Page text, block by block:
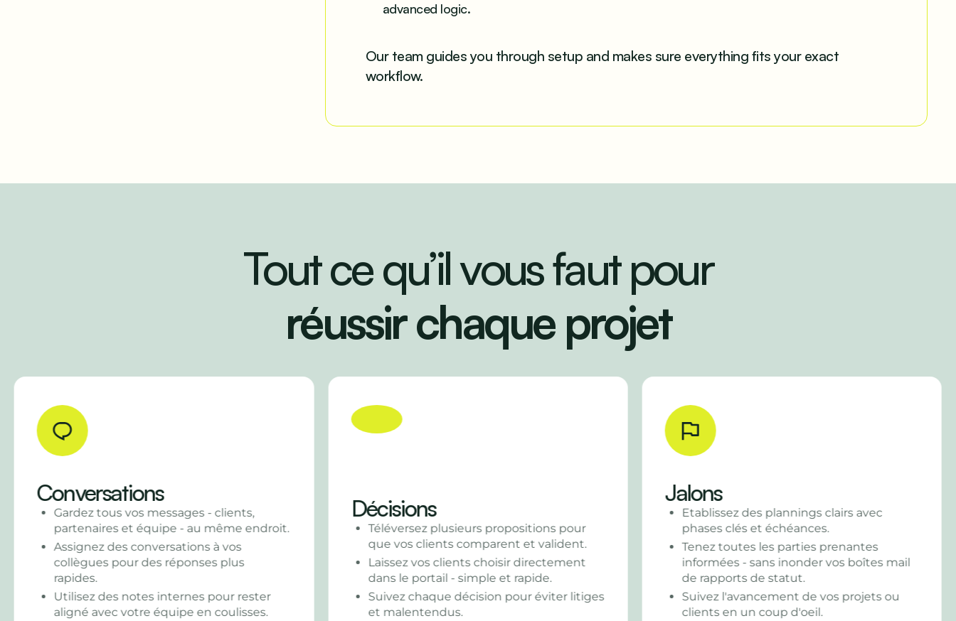
advanced logic.
Our team guides you through setup and makes sure everything fits your exact
workflow.
Tout ce qu’il vous faut pour
réussir chaque projet
Décisions
Téléversez plusieurs propositions pour
que vos clients comparent et valident.
Laissez vos clients choisir directement
dans le portail - simple et rapide.
Suivez chaque décision pour éviter litiges
et malentendus.
Jalons
Etablissez des plannings clairs avec
phases clés et échéances.
Tenez toutes les parties prenantes
informées - sans inonder vos boîtes mail
de rapports de statut.
Suivez l'avancement de vos projets ou
clients en un coup d'oeil.
Tâches
Assignez des tâches à vos clients,
fournisseurs ou collègues, avec des
échéances.
Automatisez les rappels pour qu'aucune
étape ne soit oubliée ni retardée.
Standardisez vos processus pour garder
le contrôle sur vos projets complexes.